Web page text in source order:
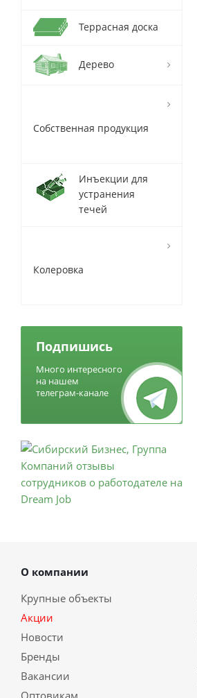
Террасная доска
Дерево
Собственная продукция
Инъекции для
устранения
течей
Колеровка
Подпишись
Много интересного
на нашем
телеграм-канале
О компании
Крупные объекты
Акции
Новости
Бренды
Вакансии
Оптовикам